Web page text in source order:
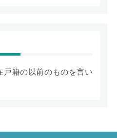
戸籍の以前のものを言い